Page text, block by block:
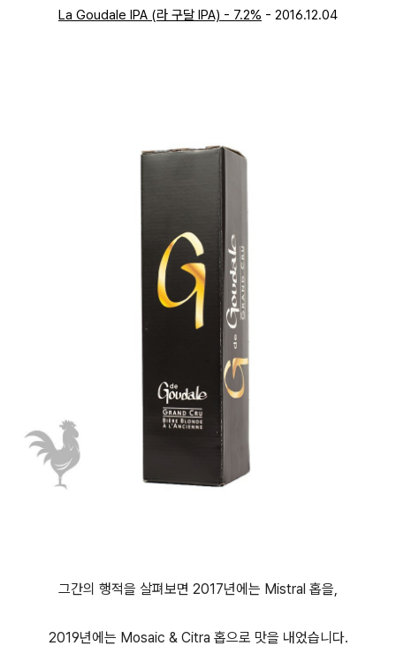
La Goudale IPA (라 구달 IPA) - 7.2% - 2016.12.04
그간의 행적을 살펴보면 2017년에는 Mistral 홉을,
2019년에는 Mosaic & Citra 홉으로 맛을 내었습니다.